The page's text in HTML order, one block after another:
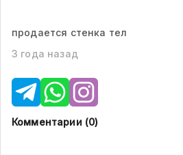
продается стенка тел
3 года назад
Комментарии (0)